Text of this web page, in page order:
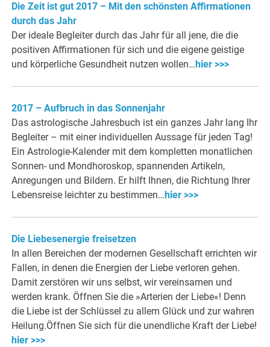
Die Zeit ist gut 2017 – Mit den schönsten Affirmationen
durch das Jahr
Der ideale Begleiter durch das Jahr für all jene, die die
positiven Affirmationen für sich und die eigene geistige
und körperliche Gesundheit nutzen wollen… hier >>>
2017 – Aufbruch in das Sonnenjahr
Das astrologische Jahresbuch ist ein ganzes Jahr lang Ihr
Begleiter – mit einer individuellen Aussage für jeden Tag!
Ein Astrologie-Kalender mit dem kompletten monatlichen
Sonnen- und Mondhoroskop, spannenden Artikeln,
Anregungen und Bildern. Er hilft Ihnen, die Richtung Ihrer
Lebensreise leichter zu bestimmen… hier >>>
Die Liebesenergie freisetzen
In allen Bereichen der modernen Gesellschaft errichten wir
Fallen, in denen die Energien der Liebe verloren gehen.
Damit zerstören wir uns selbst, wir vereinsamen und
werden krank. Öffnen Sie die »Arterien der Liebe«! Denn
die Liebe ist der Schlüssel zu allem Glück und zur wahren
Heilung.Öffnen Sie sich für die unendliche Kraft der Liebe!
hier >>>